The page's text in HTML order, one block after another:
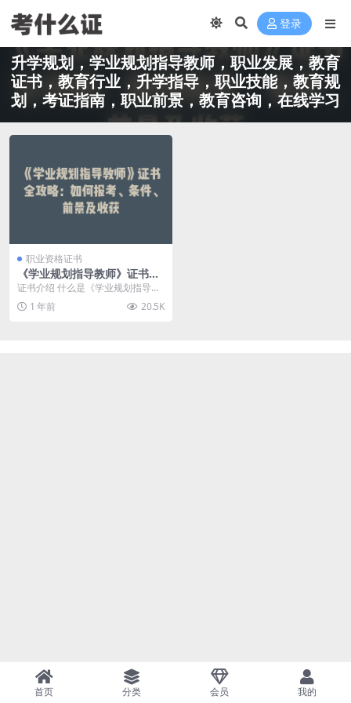
登录
升学规划，学业规划指导教师，职业发展，教育
证书，教育行业，升学指导，职业技能，教育规
划，考证指南，职业前景，教育咨询，在线学习
职业资格证书
《学业规划指导教师》证书全
攻略：如何报考、条件、前景
证书介绍 什么是《学业规划指导教
师》证书？ 《学业规划指导教师》
证书是由教育部中...
1 年前 20.5K
首页 分类 会员 我的